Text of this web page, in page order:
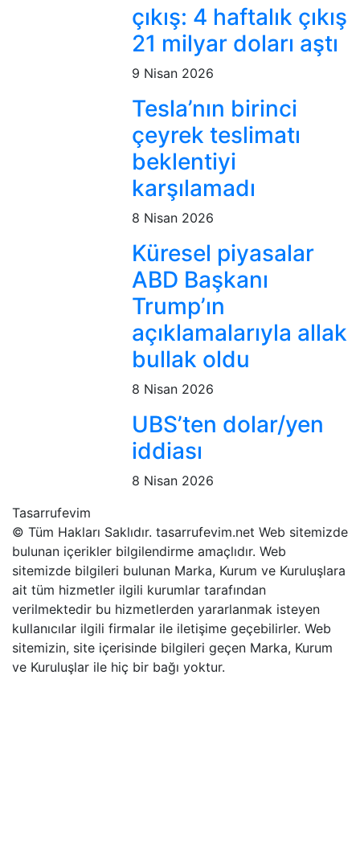
çıkış: 4 haftalık çıkış
21 milyar doları aştı
9 Nisan 2026
Tesla’nın birinci
çeyrek teslimatı
beklentiyi
karşılamadı
8 Nisan 2026
Küresel piyasalar
ABD Başkanı
Trump’ın
açıklamalarıyla allak
bullak oldu
8 Nisan 2026
UBS’ten dolar/yen
iddiası
8 Nisan 2026
Tasarrufevim
© Tüm Hakları Saklıdır. tasarrufevim.net Web sitemizde
bulunan içerikler bilgilendirme amaçlıdır. Web
sitemizde bilgileri bulunan Marka, Kurum ve Kuruluşlara
ait tüm hizmetler ilgili kurumlar tarafından
verilmektedir bu hizmetlerden yararlanmak isteyen
kullanıcılar ilgili firmalar ile iletişime geçebilirler. Web
sitemizin, site içerisinde bilgileri geçen Marka, Kurum
ve Kuruluşlar ile hiç bir bağı yoktur.